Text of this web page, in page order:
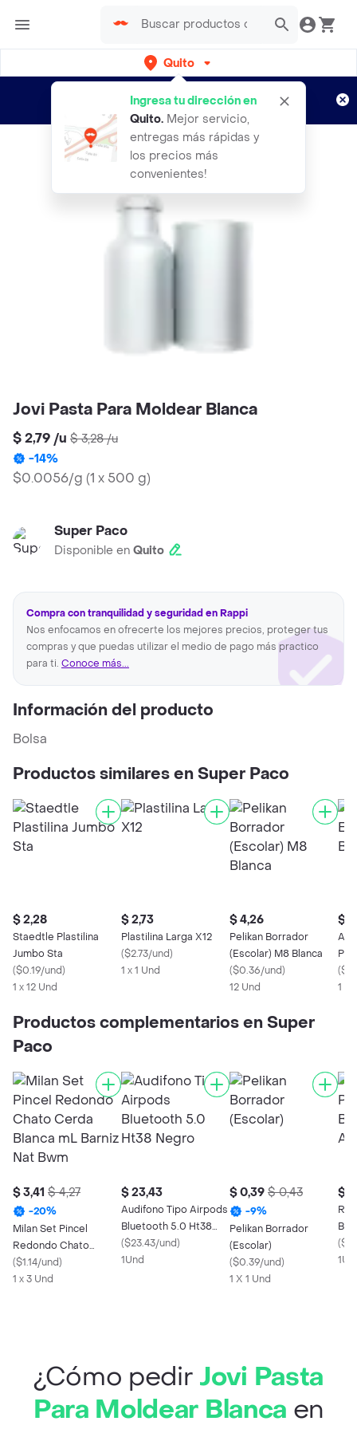
Quito
Ingresa tu dirección en
Quito. Mejor servicio,
entregas más rápidas y
los precios más
convenientes!
envíos gratis por semanas
Aplican TyC
Jovi Pasta Para Moldear Blanca
$ 2,79 /u $ 3,28/u
-14%
$0.0056/g (1 x 500 g)
Super Paco
Disponible en Quito
Compra con tranquilidad y seguridad en Rappi
Nos enfocamos en ofrecerte los mejores precios, proteger tus
compras y que puedas utilizar el medio de pago más practico
para ti. Conoce más...
Información del producto
Bolsa
Productos similares en Super Paco
$ 2,28
Staedtle Plastilina
Jumbo Sta
($0.19/und)
1 x 12 Und
$ 2,73
Plastilina Larga X12
($2.73/und)
1 x 1 Und
$ 4,26
Pelikan Borrador
(Escolar) M8 Blanca
($0.36/und)
12 Und
$
(
1 x
Productos complementarios en Super
Paco
$ 3,41 $ 4,27
-20%
Milan Set Pincel
Redondo Chato
Cerda Blanca mL
Barniz Nat Bwm
($1.14/und)
1 x 3 Und
$ 23,43
Audifono Tipo Airpods
Bluetooth 5.0 Ht38
Negro
($23.43/und)
1Und
$ 0,39 $ 0,43
-9%
Pelikan Borrador
(Escolar)
($0.39/und)
1 X 1 Und
$
(
¿Cómo pedir Jovi Pasta
Para Moldear Blanca en